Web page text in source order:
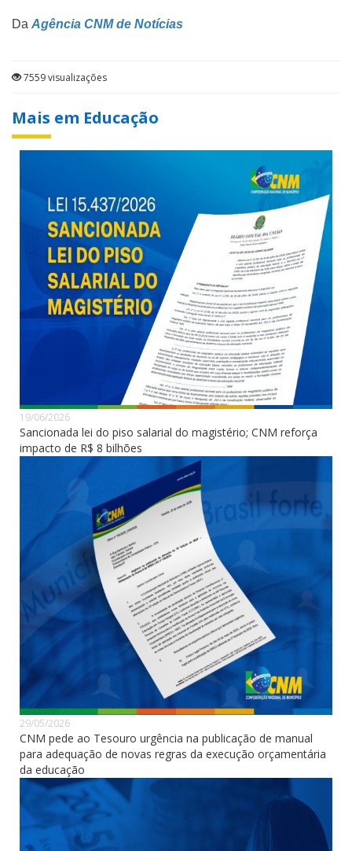
Da Agência CNM de Notícias
7559 visualizações
Mais em Educação
19/06/2026
Sancionada lei do piso salarial do magistério; CNM reforça
impacto de R$ 8 bilhões
29/05/2026
CNM pede ao Tesouro urgência na publicação de manual
para adequação de novas regras da execução orçamentária
da educação